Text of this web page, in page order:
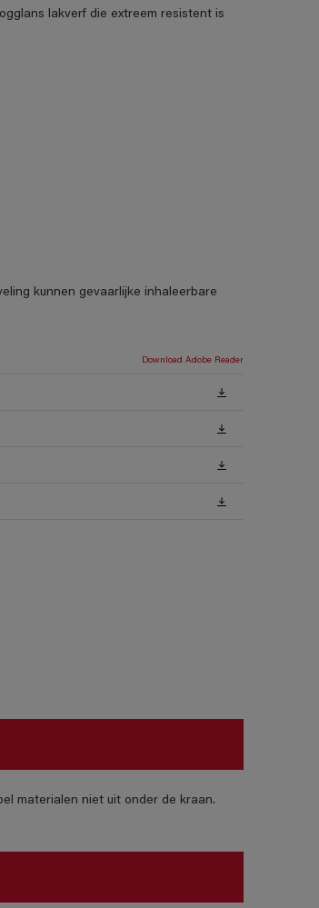
lakverf die extreem resistent is
kunnen gevaarlijke inhaleerbare
Download Adobe Reader
materialen niet uit onder de kraan.